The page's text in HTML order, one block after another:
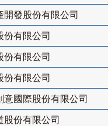
開發股份有限公司
份有限公司
份有限公司
份有限公司
意國際股份有限公司
股份有限公司